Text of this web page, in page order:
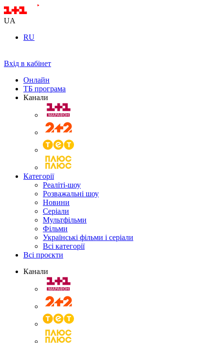
UA
RU
Вхід в кабінет
Онлайн
ТБ програма
Канали
Категорії
Реаліті-шоу
Розважальні шоу
Новини
Серіали
Мультфільми
Фільми
Українські фільми і серіали
Всі категорії
Всі проєкти
Канали